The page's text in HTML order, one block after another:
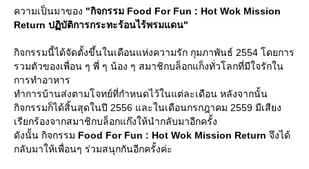
ความเป็นมาของ "กิจกรรม Food For Fun : Hot Wok Mission
Return ปฏิบัติการกระทะร้อนไร้พรมแดน"
กิจกรรมนี้ได้จัดตั้งขึ้นในเดือนแห่งความรัก กุมภาพันธ์ 2554 โดยการ
รวมตัวของเพื่อน ๆ พี่ ๆ น้อง ๆ สมาชิกบล็อกแก็งทั่วโลกที่มีใจรักใน
การทำอาหาร
ทำการบ้านส่งตามโจทย์ที่กำหนดไว้ในแต่ละเดือน หลังจากนั้น
กิจกรรมก็ได้สิ้นสุดในปี 2556 และในเดือนกรกฎาคม 2559 มีเสียง
เรียกร้องจากสมาชิกบล็อกแก๊งให้นำกลับมาอีกครั้ง
ดังนั้น กิจกรรม Food For Fun : Hot Wok Mission Return จึงได้
กลับมาให้เพื่อนๆ ร่วมสนุกกันอีกครั้งค่ะ